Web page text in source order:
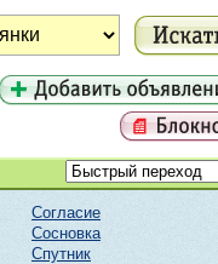
Согласие
Сосновка
Спутник